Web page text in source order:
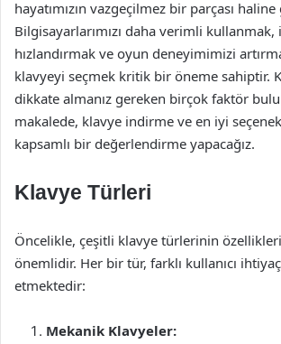
hayatımızın vazgeçilmez bir parçası
Bilgisayarlarımızı daha verimli
hızlandırmak ve oyun deneyimimizi
klavyeyi seçmek kritik bir öneme sahiptir.
dikkate almanız gereken birçok faktör
makalede, klavye indirme ve en iyi
kapsamlı bir değerlendirme yapacağız.
Klavye Türleri
Öncelikle, çeşitli klavye türlerinin
önemlidir. Her bir tür, farklı kullanıcı
etmektedir:
Mekanik Klavyeler: